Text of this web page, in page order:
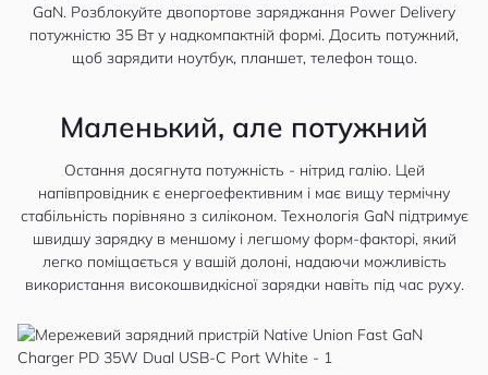
GaN. Розблокуйте двопортове заряджання Power Delivery
потужністю 35 Вт у надкомпактній формі. Досить потужний,
щоб зарядити ноутбук, планшет, телефон тощо.
Маленький, але потужний
Остання досягнута потужність - нітрид галію. Цей
напівпровідник є енергоефективним і має вищу термічну
стабільність порівняно з силіконом. Технологія GaN підтримує
швидшу зарядку в меншому і легшому форм-факторі, який
легко поміщається у вашій долоні, надаючи можливість
використання високошвидкісної зарядки навіть під час руху.